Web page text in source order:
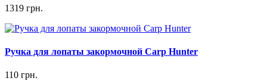
1319 грн.
Ручка для лопаты закормочной Carp Hunter
110 грн.